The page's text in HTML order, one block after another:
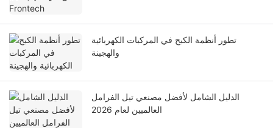
تطور أنظمة الكبح في المركبات الكهربائية
والهجينة
الدليل الشامل لأفضل مصنعي تيل الفرامل
العالميين لعام 2026